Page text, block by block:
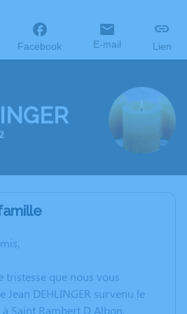
Facebook E-mail Lien
tristesse que nous vous
Jean DEHLINGER survenu le
Saint Rambert D Albon.